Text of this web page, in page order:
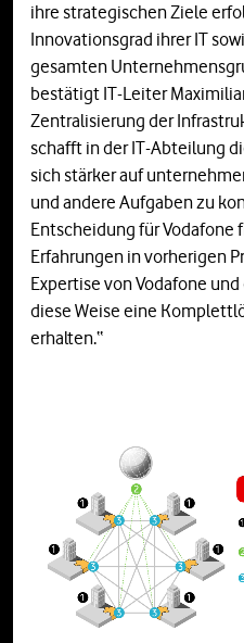
ihre strategischen Ziele
Innovationsgrad ihrer IT
gesamten
bestätigt IT-Leiter
Zentralisierung der
schafft in der IT-Abteilung
sich stärker auf
und andere Aufgaben zu
Entscheidung für Vodafone
Erfahrungen in vorherigen
Expertise von Vodafone und
diese Weise eine
erhalten.“